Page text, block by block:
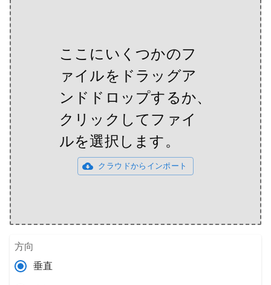
ここにいくつかのフ
ァイルをドラッグア
ンドドロップするか、
クリックしてファイ
ルを選択します。
クラウドからインポート
方向
垂直